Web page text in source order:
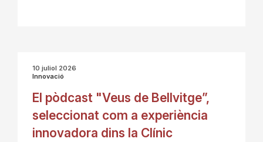
10 juliol 2026
Innovació
El pòdcast "Veus de Bellvitge”,
seleccionat com a experiència
innovadora dins la Clínic